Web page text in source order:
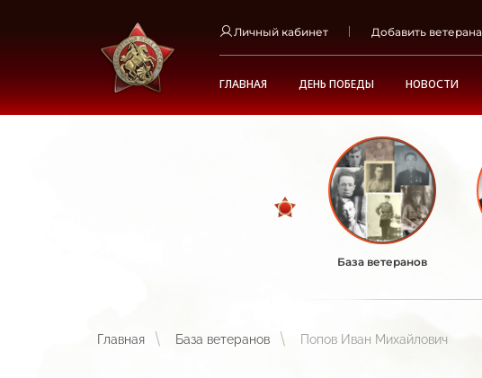
Личный кабинет Добавить ветерана
ГЛАВНАЯ ДЕНЬ ПОБЕДЫ НОВОСТИ
База ветеранов
Главная База ветеранов Попов Иван Михайлович